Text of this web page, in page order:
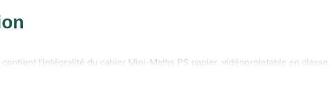
l’intégralité du cahier Mini-Maths PS papier, vidéoprojetable en classe.